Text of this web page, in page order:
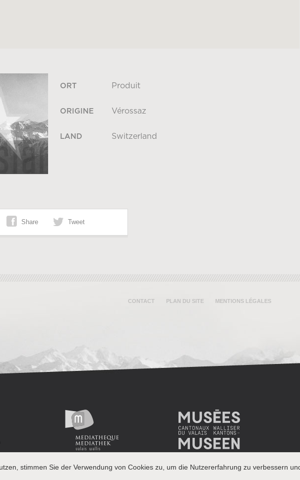
ORT Produit
ORIGINE Vérossaz
LAND Switzerland
Share Tweet
CONTACT PLAN DU SITE MENTIONS LÉGALES
stimmen Sie der Verwendung von Cookies zu, um die Nutzererfahrung zu verbessern